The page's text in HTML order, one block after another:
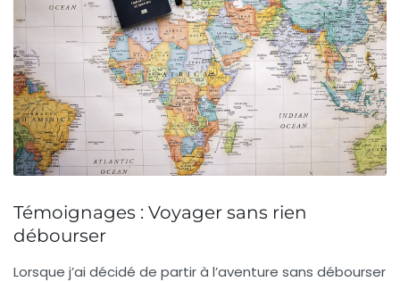
Témoignages : Voyager sans rien
débourser
Lorsque j’ai décidé de partir à l’aventure sans débourser